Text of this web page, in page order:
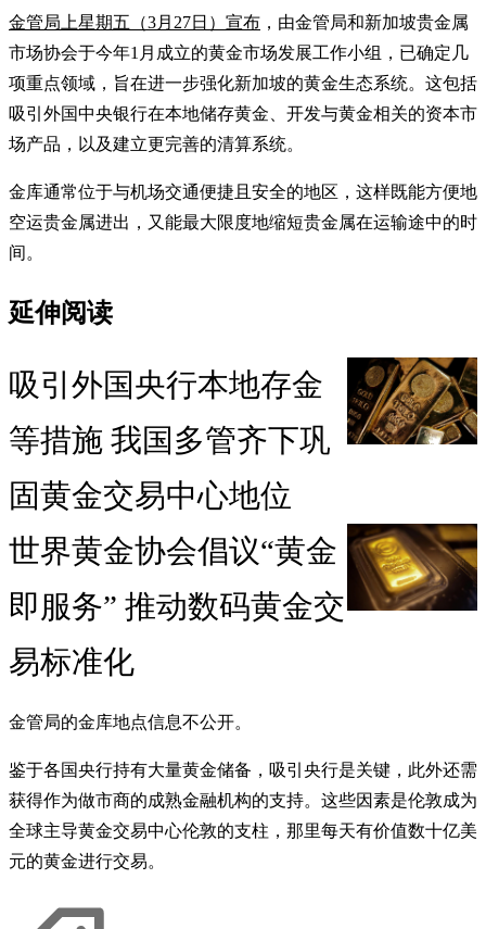
金管局上星期五（3月27日）宣布 ，由金管局和新加坡贵金属
市场协会于今年1月成立的黄金市场发展工作小组，已确定几
项重点领域，旨在进一步强化新加坡的黄金生态系统。这包括
吸引外国中央银行在本地储存黄金、开发与黄金相关的资本市
场产品，以及建立更完善的清算系统。
金库通常位于与机场交通便捷且安全的地区，这样既能方便地
空运贵金属进出，又能最大限度地缩短贵金属在运输途中的时
间。
延伸阅读
吸引外国央行本地存金
等措施 我国多管齐下巩
固黄金交易中心地位
世界黄金协会倡议“黄金
即服务” 推动数码黄金交
易标准化
金管局的金库地点信息不公开。
鉴于各国央行持有大量黄金储备，吸引央行是关键，此外还需
获得作为做市商的成熟金融机构的支持。这些因素是伦敦成为
全球主导黄金交易中心伦敦的支柱，那里每天有价值数十亿美
元的黄金进行交易。